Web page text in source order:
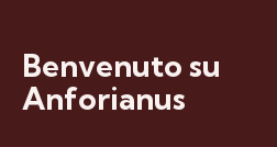
Benvenuto su
Anforianus